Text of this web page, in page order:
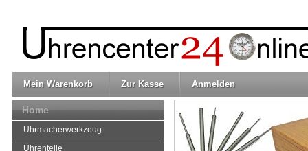
Mein Warenkorb Zur Kasse Anmelden
Home
Uhrmacherwerkzeug
Uhrenteile